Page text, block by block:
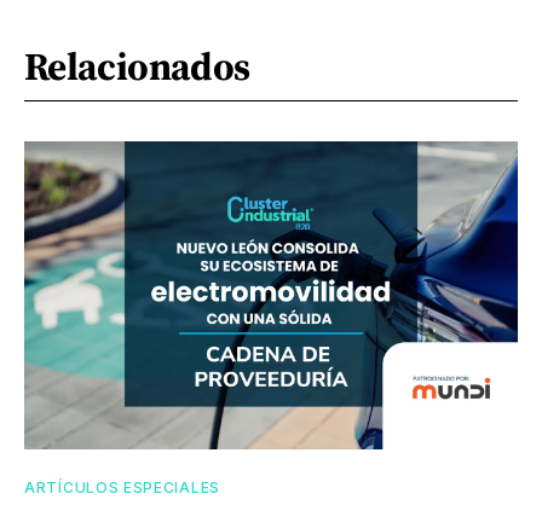
Relacionados
ARTÍCULOS ESPECIALES